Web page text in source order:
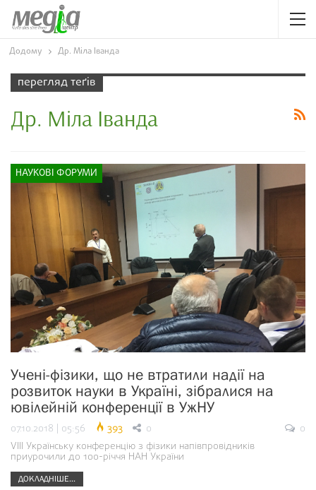
Додому Др. Міла Іванда
перегляд теґів
Др. Міла Іванда
НАУКОВІ ФОРУМИ
Учені-фізики, що не втратили надії на
розвиток науки в Україні, зібралися на
ювілейній конференції в УжНУ
07.10.2018 | 05:56 393 0
0
VIII Українську конференцію з фізики напівпровідників
приурочили до 100-річчя НАН України
ДОКЛАДНІШЕ...